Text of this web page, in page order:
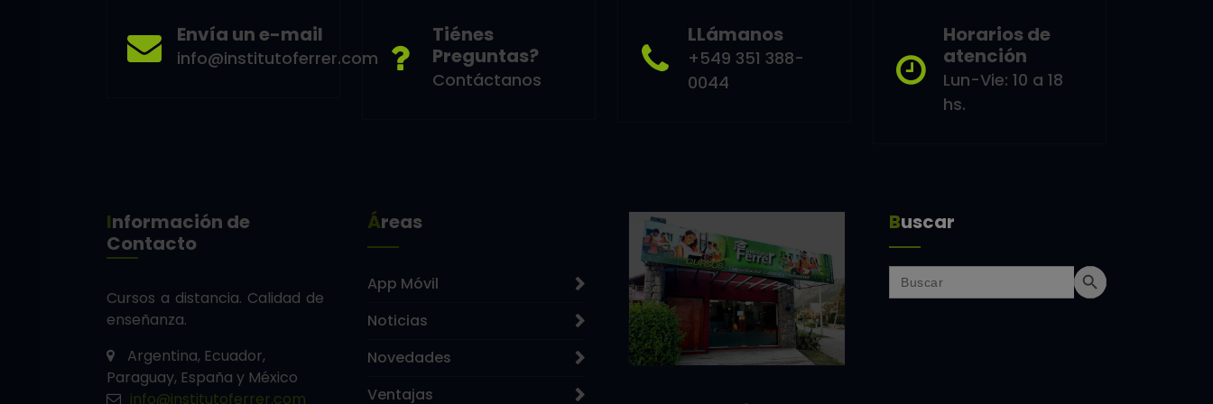
Envía un e-mail
info@institutoferrer.com
Tiénes
Preguntas?
Contáctanos
LLámanos
+549 351 388-
0044
Horarios de
atención
Lun-Vie: 10 a 18
hs.
Información de
Contacto
Cursos a distancia. Calidad de
enseñanza.
Argentina, Ecuador,
Paraguay, España y México
info@institutoferrer.com
Áreas
App Móvil
Noticias
Novedades
Ventajas
Buscar
Search
for:
Search Button